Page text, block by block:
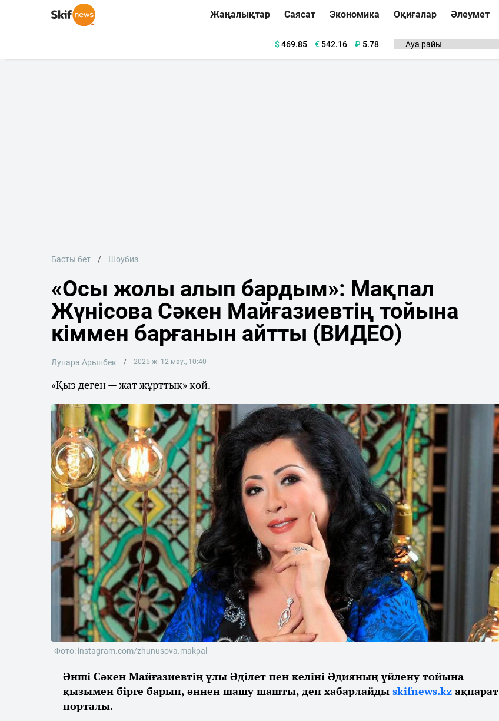
Жаңалықтар Саясат Экономика Оқиғалар Әлеумет
$469.85 €542.16 ₽ 5.78
Басты бет Шоубиз
«Осы жолы алып бардым»: Мақпал
Жүнісова Сәкен Майғазиевтің тойына
кіммен барғанын айтты (ВИДЕО)
Лунара Арынбек 2025 ж. 12 мау., 10:40
«Қыз деген — жат жұрттық» қой.
Фото: instagram.com/zhunusova.makpal
Әнші Сәкен Майғазиевтің ұлы Әділет пен келіні Әдияның үйлену тойына
қызымен бірге барып, әннен шашу шашты, деп хабарлайды skifnews.kz ақпарат
порталы.